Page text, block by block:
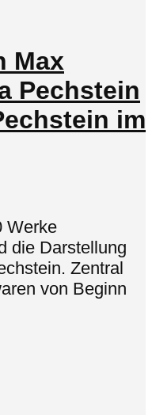
Max
Pechstein
im
Werke
die Darstellung
Zentral
von Beginn